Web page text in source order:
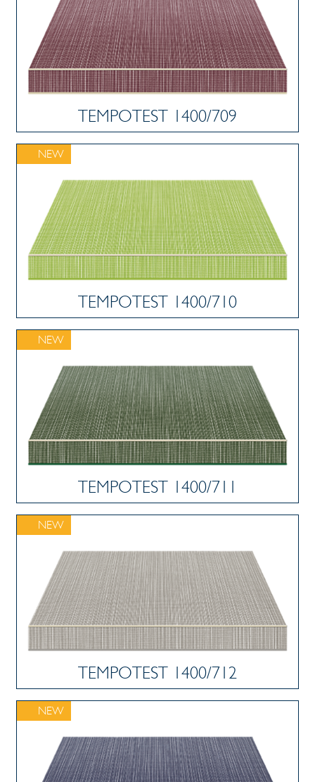
TEMPOTEST 1400/709
NEW
TEMPOTEST 1400/710
NEW
TEMPOTEST 1400/711
NEW
TEMPOTEST 1400/712
NEW